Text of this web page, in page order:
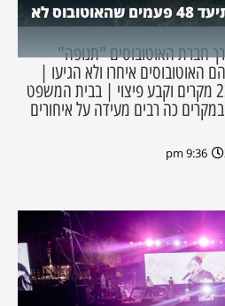
שערוריית תנופה: נוסע תיעד 48 פעמים שהאוטובוס לא
חברת האוטובוסים "תנופה"
48 מקרים בהם האוטובוסים איחרו ולא הגיעו |
הוא תבע, השופט האמין ל-23 מקרים וקבע פיצוי | בבית המשפט
כה רבים מעידה על איחורים
9:36 pm